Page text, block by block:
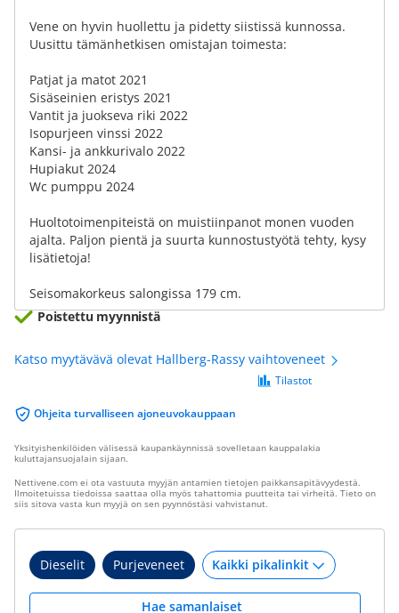
Vene on hyvin huollettu ja pidetty siistissä kunnossa.
Uusittu tämänhetkisen omistajan toimesta:
Patjat ja matot 2021
Sisäseinien eristys 2021
Vantit ja juokseva riki 2022
Isopurjeen vinssi 2022
Kansi- ja ankkurivalo 2022
Hupiakut 2024
Wc pumppu 2024
Huoltotoimenpiteistä on muistiinpanot monen vuoden
ajalta. Paljon pientä ja suurta kunnostustyötä tehty, kysy
lisätietoja!
Seisomakorkeus salongissa 179 cm.
Poistettu myynnistä
Katso myytävävä olevat Hallberg-Rassy vaihtoveneet
Ohjeita turvalliseen ajoneuvokauppaan
Tilastot
Yksityishenkilöiden välisessä kaupankäynnissä sovelletaan kauppalakia
kuluttajansuojalain sijaan.
Nettivene.com ei ota vastuuta myyjän antamien tietojen paikkansapitävyydestä.
Ilmoitetuissa tiedoissa saattaa olla myös tahattomia puutteita tai virheitä. Tieto on
siis sitova vasta kun myyjä on sen pyynnöstäsi vahvistanut.
Dieselit Purjeveneet
Hae samanlaiset